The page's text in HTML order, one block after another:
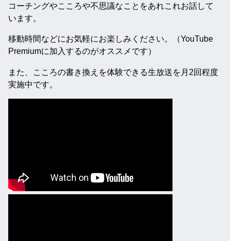
コーチングやこころや不思議なことをあれこれお話して
います。
移動時間などにお気軽にお楽しみください。（YouTube
Premiumに加入するのがオススメです）
また、こころの書き換えを体験できる生放送を月2回程度
実施中です。